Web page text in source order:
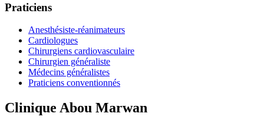
Praticiens
Anesthésiste-réanimateurs
Cardiologues
Chirurgiens cardiovasculaire
Chirurgien généraliste
Médecins généralistes
Praticiens conventionnés
Clinique Abou Marwan